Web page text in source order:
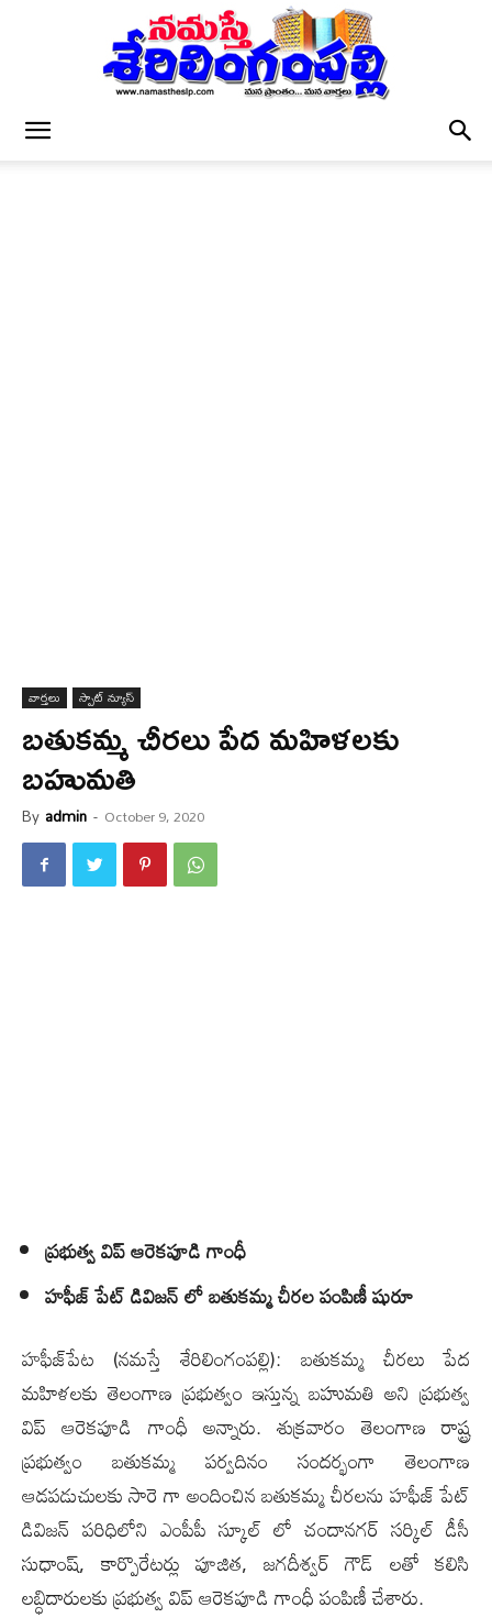
వార్త‌లు స్పాట్ న్యూస్
బ‌తుక‌మ్మ చీర‌లు పేద మ‌హిళ‌ల‌కు
బ‌హుమ‌తి
By admin - October 9, 2020
ప్ర‌భుత్వ విప్ ఆరెక‌పూడి గాంధీ
హఫీజ్ పేట్ డివిజన్ లో బ‌తుకమ్మ చీర‌ల పంపిణీ షురూ
హ‌ఫీజ్‌పేట‌ (న‌మ‌స్తే శేరిలింగంప‌ల్లి): బ‌తుక‌మ్మ చీర‌లు పేద
మ‌హిళ‌ల‌కు తెలంగాణ ప్ర‌భుత్వం ఇస్తున్న బ‌హుమ‌తి అని ప్ర‌భుత్వ
విప్ ఆరెక‌పూడి గాంధీ అన్నారు. శుక్ర‌వారం తెలంగాణ రాష్ట్ర
ప్రభుత్వం బతుకమ్మ పర్వదినం సందర్భంగా తెలంగాణ
ఆడపడుచులకు సారె గా అందించిన బతుకమ్మ చీరలను హఫీజ్ పేట్
డివిజన్ పరిధిలోని ఎంపీపీ స్కూల్ లో చందానగర్ సర్కిల్ డీసీ
సుధాంష్, కార్పొరేటర్లు పూజిత, జగదీశ్వర్ గౌడ్ ల‌తో కలిసి
లబ్ధిదారులకు ప్రభుత్వ విప్ ఆరెకపూడి గాంధీ పంపిణీ చేశారు.